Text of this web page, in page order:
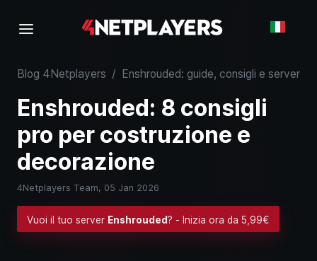
Blog 4Netplayers / Enshrouded: guide, consigli e server
Enshrouded: 8 consigli
pro per costruzione e
decorazione
4Netplayers Team, 05 Jan 2026
Vuoi il tuo server Enshrouded? - Inizia ora da 5,99€